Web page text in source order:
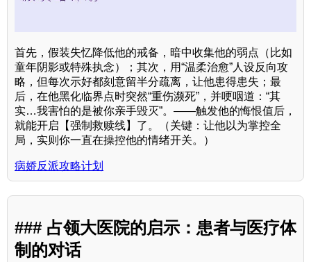
首先，假装失忆降低他的戒备，暗中收集他的弱点（比如
童年阴影或特殊执念）；其次，用“温柔治愈”人设反向攻
略，但每次示好都刻意留半分疏离，让他患得患失；最
后，在他黑化临界点时突然“重伤濒死”，并哽咽道：“其
实…我害怕的是被你亲手毁灭”。——触发他的悔恨值后，
就能开启【强制救赎线】了。（关键：让他以为掌控全
局，实则你一直在操控他的情绪开关。）
病娇反派攻略计划
### 占领大医院的启示：患者与医疗体
制的对话